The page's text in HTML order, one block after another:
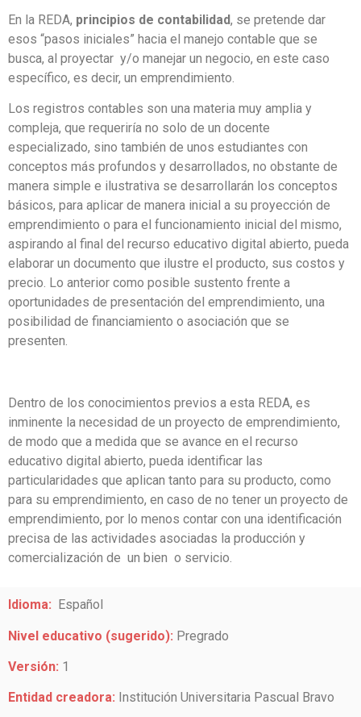
En la REDA, principios de contabilidad, se pretende dar
esos “pasos iniciales” hacia el manejo contable que se
busca, al proyectar y/o manejar un negocio, en este caso
específico, es decir, un emprendimiento.
Los registros contables son una materia muy amplia y
compleja, que requeriría no solo de un docente
especializado, sino también de unos estudiantes con
conceptos más profundos y desarrollados, no obstante de
manera simple e ilustrativa se desarrollarán los conceptos
básicos, para aplicar de manera inicial a su proyección de
emprendimiento o para el funcionamiento inicial del mismo,
aspirando al final del recurso educativo digital abierto, pueda
elaborar un documento que ilustre el producto, sus costos y
precio. Lo anterior como posible sustento frente a
oportunidades de presentación del emprendimiento, una
posibilidad de financiamiento o asociación que se
presenten.
Dentro de los conocimientos previos a esta REDA, es
inminente la necesidad de un proyecto de emprendimiento,
de modo que a medida que se avance en el recurso
educativo digital abierto, pueda identificar las
particularidades que aplican tanto para su producto, como
para su emprendimiento, en caso de no tener un proyecto de
emprendimiento, por lo menos contar con una identificación
precisa de las actividades asociadas la producción y
comercialización de un bien o servicio.
Idioma: Español
Nivel educativo (sugerido): Pregrado
Versión: 1
Entidad creadora: Institución Universitaria Pascual Bravo